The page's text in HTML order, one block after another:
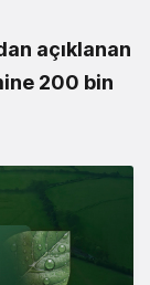
açıklanan
200 bin